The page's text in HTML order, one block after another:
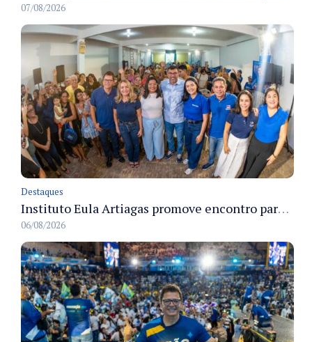
07/08/2026
Destaques
Instituto Eula Artiagas promove encontro para discutir melhorias para o bairro Petrópolis
06/08/2026